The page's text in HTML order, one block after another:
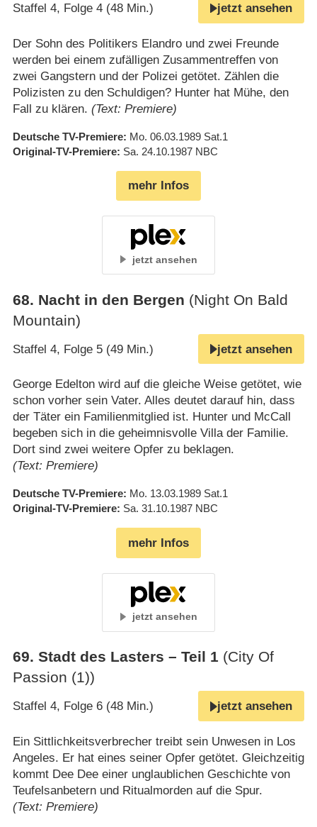
Staffel 4, Folge 4 (48 Min.) jetzt ansehen
Der Sohn des Politikers Elandro und zwei Freunde
werden bei einem zufälligen Zusammentreffen von
zwei Gangstern und der Polizei getötet. Zählen die
Polizisten zu den Schuldigen? Hunter hat Mühe, den
Fall zu klären. (Text: Premiere)
Deutsche TV-Premiere Mo. 06.03.1989 Sat.1
Original-TV-Premiere Sa. 24.10.1987 NBC
mehr Infos
jetzt ansehen
68. Nacht in den Bergen (Night On Bald
Mountain)
Staffel 4, Folge 5 (49 Min.) jetzt ansehen
George Edelton wird auf die gleiche Weise getötet, wie
schon vorher sein Vater. Alles deutet darauf hin, dass
der Täter ein Familienmitglied ist. Hunter und McCall
begeben sich in die geheimnisvolle Villa der Familie.
Dort sind zwei weitere Opfer zu beklagen.
(Text: Premiere)
Deutsche TV-Premiere Mo. 13.03.1989 Sat.1
Original-TV-Premiere Sa. 31.10.1987 NBC
mehr Infos
jetzt ansehen
69. Stadt des Lasters – Teil 1 (City Of
Passion (1))
Staffel 4, Folge 6 (48 Min.) jetzt ansehen
Ein Sittlichkeitsverbrecher treibt sein Unwesen in Los
Angeles. Er hat eines seiner Opfer getötet. Gleichzeitig
kommt Dee Dee einer unglaublichen Geschichte von
Teufelsanbetern und Ritualmorden auf die Spur.
(Text: Premiere)